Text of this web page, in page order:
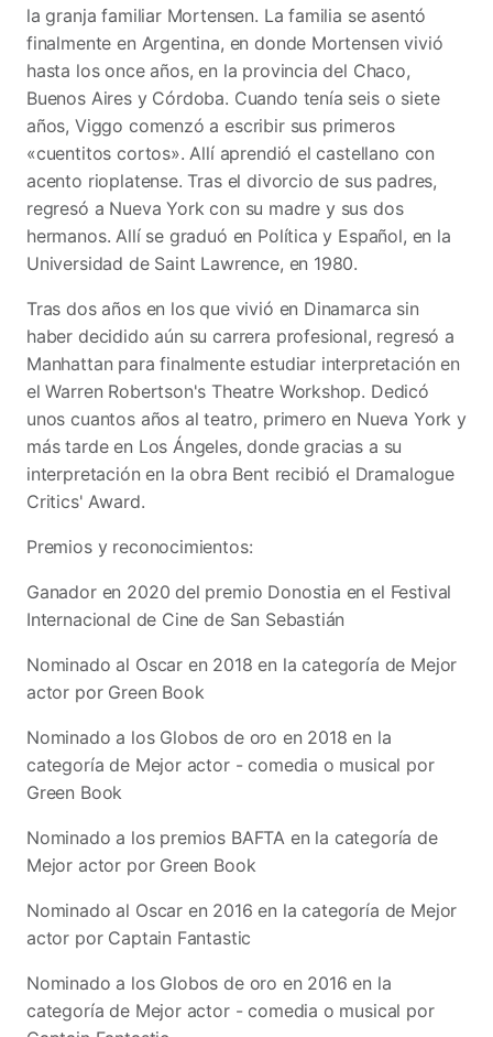
la granja familiar Mortensen. La familia se asentó
finalmente en Argentina, en donde Mortensen vivió
hasta los once años, en la provincia del Chaco,
Buenos Aires y Córdoba. Cuando tenía seis o siete
años, Viggo comenzó a escribir sus primeros
«cuentitos cortos». Allí aprendió el castellano con
acento rioplatense. Tras el divorcio de sus padres,
regresó a Nueva York con su madre y sus dos
hermanos. Allí se graduó en Política y Español, en la
Universidad de Saint Lawrence, en 1980.
Tras dos años en los que vivió en Dinamarca sin
haber decidido aún su carrera profesional, regresó a
Manhattan para finalmente estudiar interpretación en
el Warren Robertson's Theatre Workshop. Dedicó
unos cuantos años al teatro, primero en Nueva York y
más tarde en Los Ángeles, donde gracias a su
interpretación en la obra Bent recibió el Dramalogue
Critics' Award.
Premios y reconocimientos:
Ganador en 2020 del premio Donostia en el Festival
Internacional de Cine de San Sebastián
Nominado al Oscar en 2018 en la categoría de Mejor
actor por Green Book
Nominado a los Globos de oro en 2018 en la
categoría de Mejor actor - comedia o musical por
Green Book
Nominado a los premios BAFTA en la categoría de
Mejor actor por Green Book
Nominado al Oscar en 2016 en la categoría de Mejor
actor por Captain Fantastic
Nominado a los Globos de oro en 2016 en la
categoría de Mejor actor - comedia o musical por